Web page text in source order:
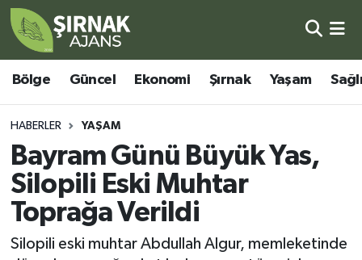
Bölge Güncel Ekonomi Şırnak Yaşam
HABERLER YAŞAM
Bayram Günü Büyük Yas,
Silopili Eski Muhtar
Toprağa Verildi
Silopili eski muhtar Abdullah Algur, memleketinde
Bölge
Güncel
Şırnak
Yaşam
Şırnak Nöbetçi Eczaneler
Şırnak Hava Durumu
Şirnak Namaz Vakitleri
Şırnak Trafik Yoğunluk Haritası
Süper Lig Puan Durumu ve Fikstür